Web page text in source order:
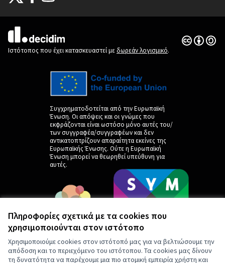
Πληροφορίες σχετικά με τα cookies που
χρησιμοποιούνται στον ιστότοπο
Χρησιμοποιούμε cookies στον ιστότοπό μας για να βελτιώσουμε την
απόδοση και το περιεχόμενο του ιστότοπου. Τα cookies μας δίνουν
τη δυνατότητα να παρέχουμε μια πιο ατομική εμπειρία χρήστη και
(Εξωτερική σύνδεση)
Ιστότοπος που έχει κατασκευαστεί με δωρεάν λογισμικό.
Άδεια
(Εξωτερική
Συγχρηματοδοτείται από την Ευρωπαϊκή
Ένωση. Οι απόψεις και οι γνώμες που
εκφράζονται είναι ωστόσο μόνο αυτές του/
των συγγραφέα/συγγραφέων και δεν
αντικατοπτρίζουν απαραίτητα εκείνες της
Ευρωπαϊκής Ένωσης. Ούτε η Ευρωπαϊκή
Ένωση μπορεί να θεωρηθεί υπεύθυνη για
αυτές.